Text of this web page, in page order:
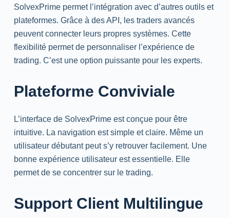
SolvexPrime permet l’intégration avec d’autres outils et
plateformes. Grâce à des API, les traders avancés
peuvent connecter leurs propres systèmes. Cette
flexibilité permet de personnaliser l’expérience de
trading. C’est une option puissante pour les experts.
Plateforme Conviviale
L’interface de SolvexPrime est conçue pour être
intuitive. La navigation est simple et claire. Même un
utilisateur débutant peut s’y retrouver facilement. Une
bonne expérience utilisateur est essentielle. Elle
permet de se concentrer sur le trading.
Support Client Multilingue